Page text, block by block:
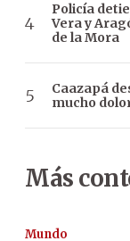
Policía
Vera y
de la Mora
Caazapá
mucho
Más
Mundo